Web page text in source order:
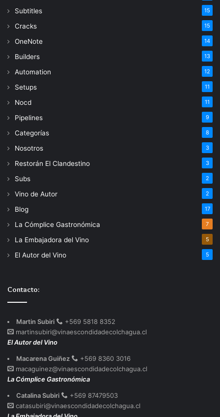
Subtitles 15
Cracks 15
OneNote 14
Builders 13
Automation 12
Setups 11
Nocd 11
Pipelines 9
Categorías 8
Nosotros 3
Restorán El Clandestino 3
Subs 2
Vino de Autor 2
Blog 17
La Cómplice Gastronómica 7
La Embajadora del Vino 5
El Autor del Vino 5
Contacto:
Martin Subiri
+569 5818 8352
martinsubiri@vinaescondidadecolchagua.cl
El Autor del Vino
Macarena Guiñez
+569 8360 3016
macaguinez@vinaescondidadecolchagua.cl
La Cómplice Gastronómica
Catalina Subiri
+569 87479503
catasubiri@vinaescondidadecolchagua.cl